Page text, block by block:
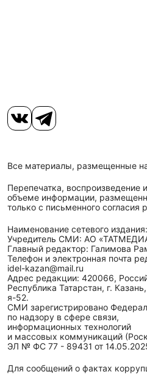
Все материалы, размещенные
Перепечатка, воспроизведение
объеме информации,
только с письменного
Наименование сетевого
Учредитель СМИ: АО
Главный редактор: Галимова
Телефон и электронная почта
idel-kazan@mail.ru
Адрес редакции: 420066,
Республика Татарстан, г.
я-52.
СМИ зарегистрировано
по надзору в сфере связи,
информационных технологий
и массовых коммуникаций
ЭЛ № ФС 77 - 89431 от
Для сообщений о фактах